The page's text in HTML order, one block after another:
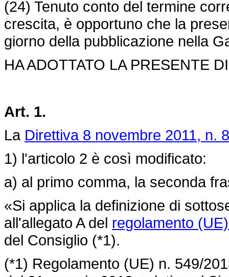
(24) Tenuto conto del termine
crescita, è opportuno che la
giorno della pubblicazione nella
HA ADOTTATO LA PRESENTE
Art. 1.
La Direttiva 8 novembre 2011, n.
1) l'articolo 2 è così modificato:
a) al primo comma, la seconda
«Si applica la definizione di
all'allegato A del regolamento
del Consiglio (*1).
(*1) Regolamento (UE) n. 549/